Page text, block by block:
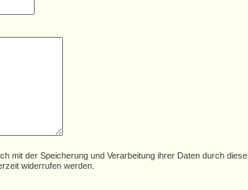
mit der Speicherung und Verarbeitung ihrer Daten durch diese
widerrufen werden.